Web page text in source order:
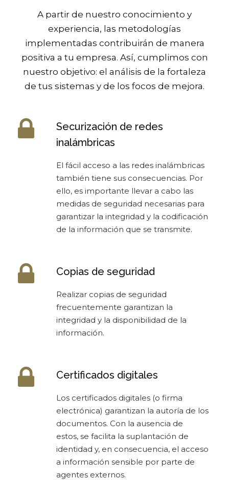
A partir de nuestro conocimiento y
experiencia, las metodologías
implementadas contribuirán de manera
positiva a tu empresa. Así, cumplimos con
nuestro objetivo: el análisis de la fortaleza
de tus sistemas y de los focos de mejora.
Securización de redes
inalámbricas
El fácil acceso a las redes inalámbricas
también tiene sus consecuencias. Por
ello, es importante llevar a cabo las
medidas de seguridad necesarias para
garantizar la integridad y la codificación
de la información que se transmite.
Copias de seguridad
Realizar copias de seguridad
frecuentemente garantizan la
integridad y la disponibilidad de la
información.
Certificados digitales
Los certificados digitales (o firma
electrónica) garantizan la autoría de los
documentos. Con la ausencia de
estos, se facilita la suplantación de
identidad y, en consecuencia, el acceso
a información sensible por parte de
agentes externos.